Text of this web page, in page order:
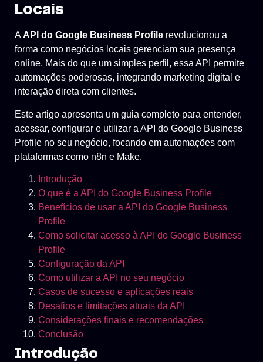
Locais
AAPI do Google Business Profile revolucionou a
forma como negócios locais gerenciam sua presença
online. Mais do que um simples perfil, essa API permite
automações poderosas, integrando marketing digital e
interação direta com clientes.
Este artigo apresenta um guia completo para entender,
acessar, configurar e utilizar a API do Google Business
Profile no seu negócio, focando em automações com
plataformas como n8n e Make.
Introdução
O que é a API do Google Business Profile
Benefícios de usar a API do Google Business
Profile
Como solicitar acesso à API do Google Business
Profile
Configuração da API
Como utilizar a API no seu negócio
Casos de sucesso e aplicações reais
Desafios e limitações atuais da API
Considerações finais e recomendações
Conclusão
Introdução